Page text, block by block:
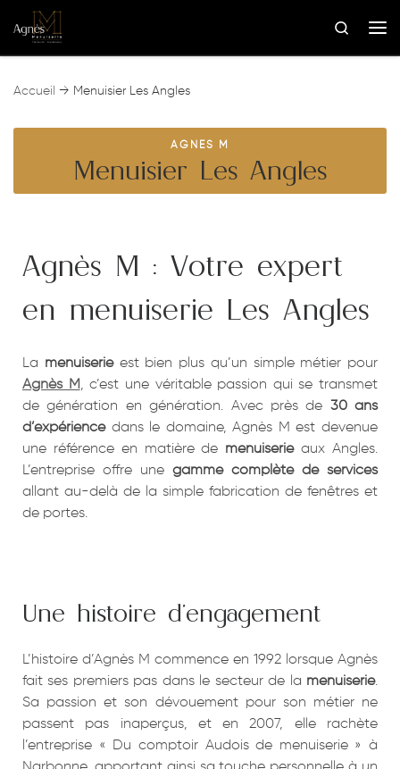
Skip to content
Search
Accueil → Menuisier Les Angles
AGNES M
Menuisier Les Angles
Agnès M : Votre expert
en menuiserie Les Angles
La menuiserieest bien plus qu’un simple métier pour
Agnès M, c’est une véritable passion qui se transmet
de génération en génération. Avec près de 30 ans
d’expériencedans le domaine, Agnès M est devenue
une référence en matière de menuiserieaux Angles.
L’entreprise offre une gamme complète de services
allant au-delà de la simple fabrication de fenêtres et
de portes.
Une histoire d’engagement
L’histoire d’Agnès M commence en 1992 lorsque Agnès
fait ses premiers pas dans le secteur de la menuiserie.
Sa passion et son dévouement pour son métier ne
passent pas inaperçus, et en 2007, elle rachète
l’entreprise « Du comptoir Audois de menuiserie » à